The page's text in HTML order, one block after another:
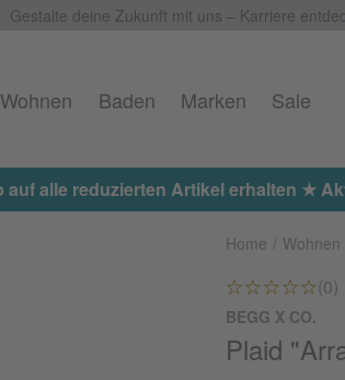
Gestalte deine Zukunft mit uns – Karriere
Wohnen Baden Marken Sale
Home Wohnen
(0)
BEGG X CO.
Plaid